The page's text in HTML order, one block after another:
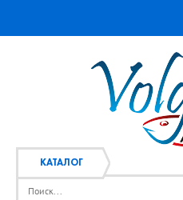
КАТАЛОГ